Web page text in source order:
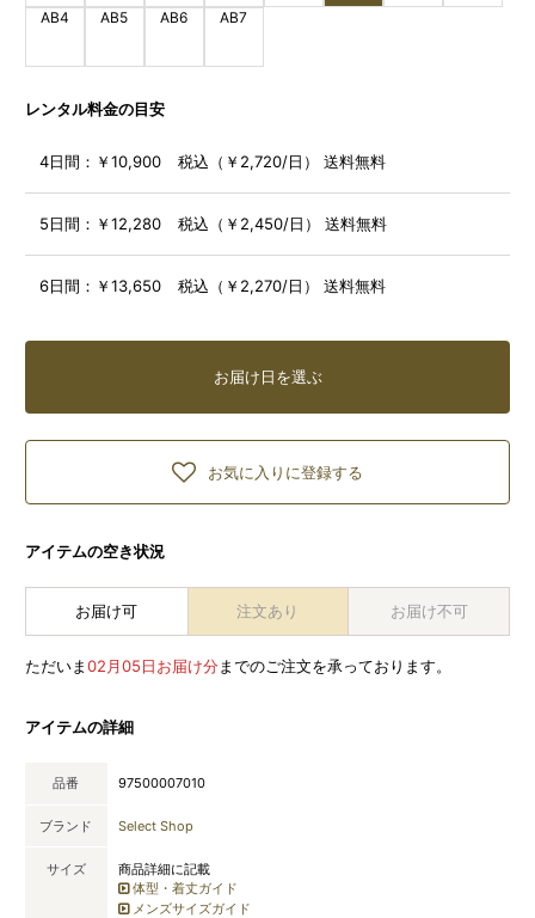
AB4 AB5 AB6 AB7
レンタル料金の目安
4日間： ￥10,900 税込（￥2,720/日） 送料無料
5日間： ￥12,280 税込（￥2,450/日） 送料無料
6日間： ￥13,650 税込（￥2,270/日） 送料無料
お届け日を選ぶ
お気に入りに登録する
アイテムの空き状況
お届け可 注文あり お届け不可
ただいま02月05日お届け分までのご注文を承っております。
アイテムの詳細
品番 97500007010
ブランド Select Shop
サイズ
商品詳細に記載
体型・着丈ガイド
メンズサイズガイド